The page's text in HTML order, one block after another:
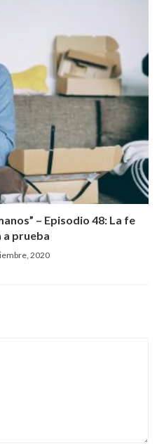
– Episodio 48: La fe
a prueba
2020